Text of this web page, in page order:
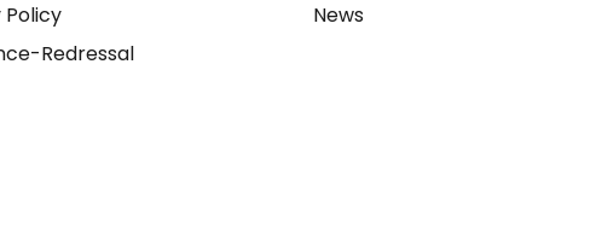
Policy
Redressal
News